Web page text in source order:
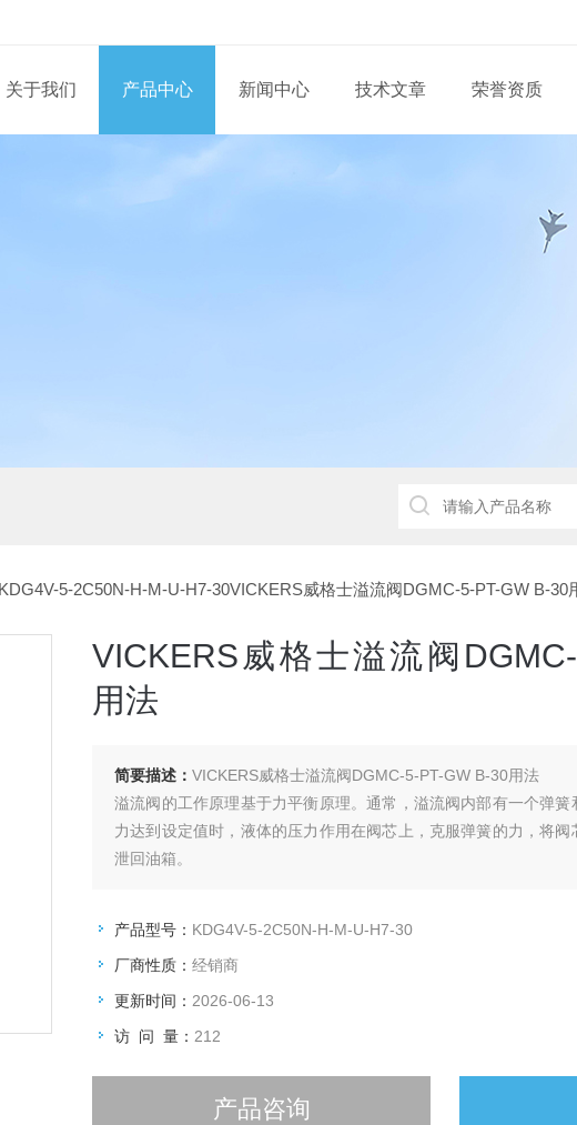
关于我们 产品中心 新闻中心 技术文章 荣誉资质
5-2C50N-H-M-U-H7-30VICKERS威格士溢流阀DGMC-5-PT-GW B-30
VICKERS威格士溢流阀
用法
简要描述： VICKERS威格士溢流阀DGMC-5-PT-GW B-30用法
溢流阀的工作原理基于力平衡原理。通常，溢流阀内部有一个弹
力达到设定值时，液体的压力作用在阀芯上，克服弹簧的力，将
泄回油箱。
产品型号： KDG4V-5-2C50N-H-M-U-H7-30
厂商性质： 经销商
更新时间： 2026-06-13
访 问 量： 212
产品咨询